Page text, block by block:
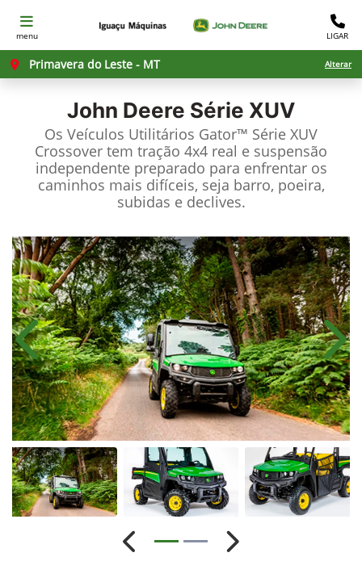
menu LIGAR
Primavera do Leste - MT Alterar
John Deere Série XUV
Os Veículos Utilitários Gator™ Série XUV
Crossover tem tração 4x4 real e suspensão
independente preparado para enfrentar os
caminhos mais difíceis, seja barro, poeira,
subidas e declives.
Anterior
Anterior Próximo